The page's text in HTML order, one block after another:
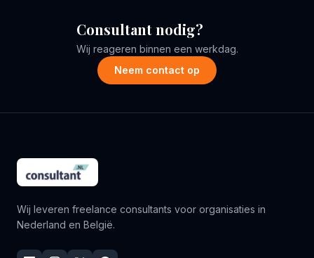
Consultant nodig?
Wij reageren binnen een werkdag.
Neem contact op
Wij leveren freelance consultants voor organisaties in
Nederland en België.